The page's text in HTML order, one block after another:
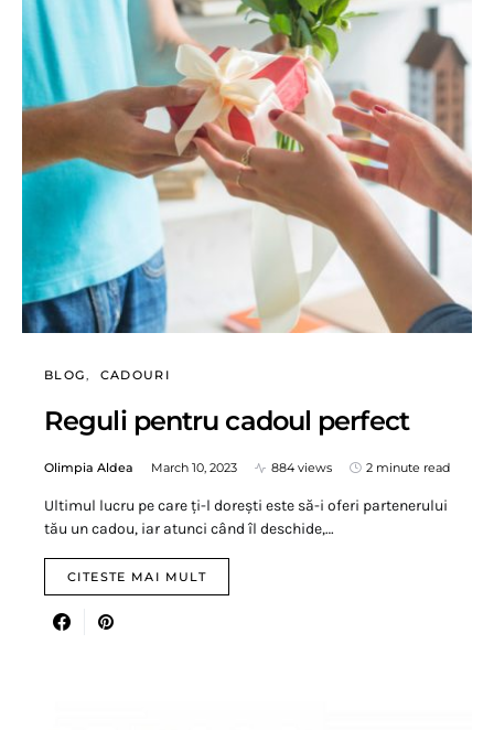
BLOG CADOURI
Reguli pentru cadoul perfect
Olimpia Aldea March 10, 2023 884 views 2 minute read
Ultimul lucru pe care ți-l dorești este să-i oferi partenerului
tău un cadou, iar atunci când îl deschide,…
CITESTE MAI MULT